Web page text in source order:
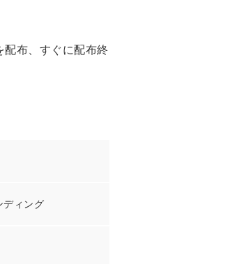
布、すぐに配布終
ディング